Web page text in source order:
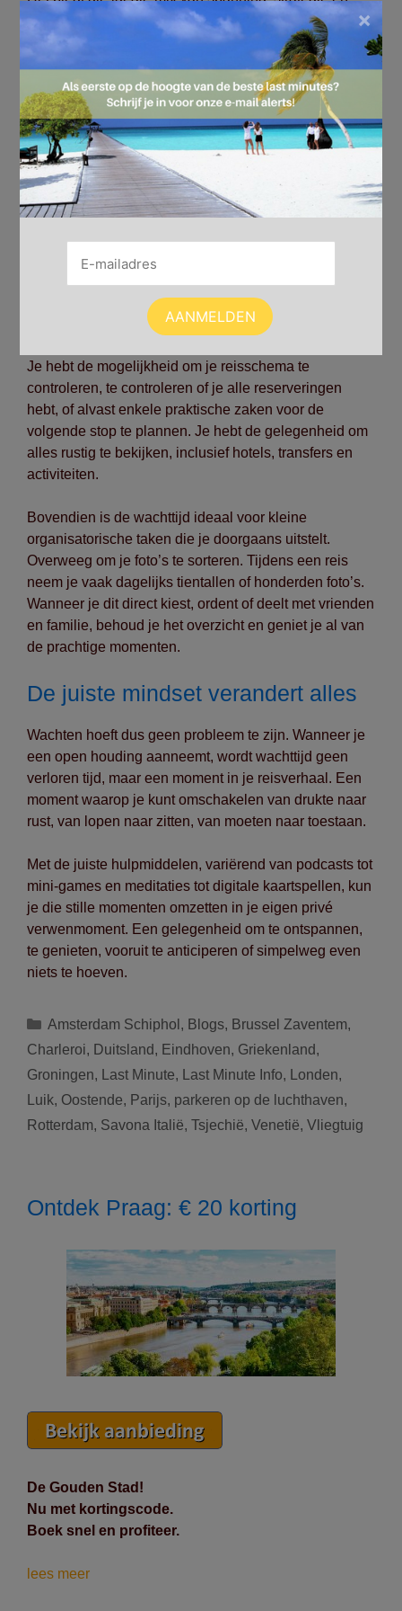
korte rondes. Je speelt een paar spellen, vult tien
minuten in en sluit de app… Je hebt het gevoel dat je
geest even iets anders heeft gedaan dan wachten.
Steeds meer reizigers integreren digitale kaartspellen
in hun dagelijkse reis routine: het is gemakkelijk, leuk
en helpt uitstekend tegen verveling.
Plan vooruit: maak wachttijd nuttig
Hoewel ontspanning prettig is, kan wachttijd ook
planning gestructureerd te houden tijdens een langere
luchthaven is de perfecte locatie om jouw reis kort te
Je hebt de mogelijkheid om je reisschema te
controleren, te controleren of je alle reserveringen
hebt, of alvast enkele praktische zaken voor de
volgende stop te plannen. Je hebt de gelegenheid om
alles rustig te bekijken, inclusief hotels, transfers en
activiteiten.
Bovendien is de wachttijd ideaal voor kleine
organisatorische taken die je doorgaans uitstelt.
Overweeg om je foto’s te sorteren. Tijdens een reis
neem je vaak dagelijks tientallen of honderden foto’s.
Wanneer je dit direct kiest, ordent of deelt met vrienden
en familie, behoud je het overzicht en geniet je al van
de prachtige momenten.
De juiste mindset verandert alles
Wachten hoeft dus geen probleem te zijn. Wanneer je
een open houding aanneemt, wordt wachttijd geen
verloren tijd, maar een moment in je reisverhaal. Een
moment waarop je kunt omschakelen van drukte naar
rust, van lopen naar zitten, van moeten naar toestaan.
Met de juiste hulpmiddelen, variërend van podcasts tot
mini-games en meditaties tot digitale kaartspellen, kun
je die stille momenten omzetten in je eigen privé
verwenmoment. Een gelegenheid om te ontspannen,
te genieten, vooruit te anticiperen of simpelweg even
niets te hoeven.
Categorieën
Amsterdam Schiphol , Blogs, Brussel Zaventem,
Charleroi, Duitsland, Eindhoven, Griekenland,
Groningen, Last Minute, Last Minute Info, Londen,
Luik, Oostende, Parijs, parkeren op de luchthaven,
Rotterdam, Savona Italië, Tsjechië, Venetië, Vliegtuig
Ontdek Praag: € 20 korting
De Gouden Stad!
Nu met kortingscode.
Boek snel en profiteer.
lees meerOntdek
×